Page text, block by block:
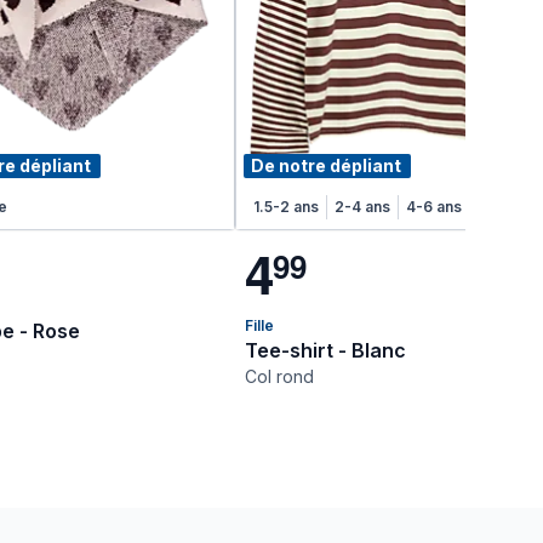
7 ans
dépliant
- Rose
De notre dépliant
1.5-2 ans 2-4 ans 4-6 ans
499
Fille
Tee-shirt - Blanc
Col rond